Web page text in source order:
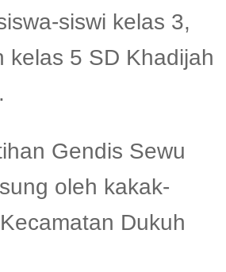
siswi kelas 3,
kelas 5 SD Khadijah
Gendis Sewu
oleh kakak-
Dukuh